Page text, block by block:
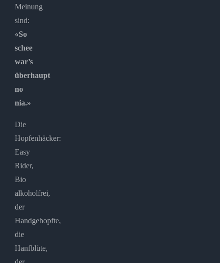
Meinung
sind:
«So
schee
war’s
überhaupt
no
nia.»
Die
Hopfenhäcker:
Easy
Rider,
Bio
alkoholfrei,
der
Handgehopfte,
die
Hanfblüte,